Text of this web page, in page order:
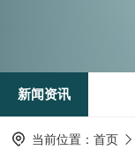
新闻资讯
当前位置： 首页